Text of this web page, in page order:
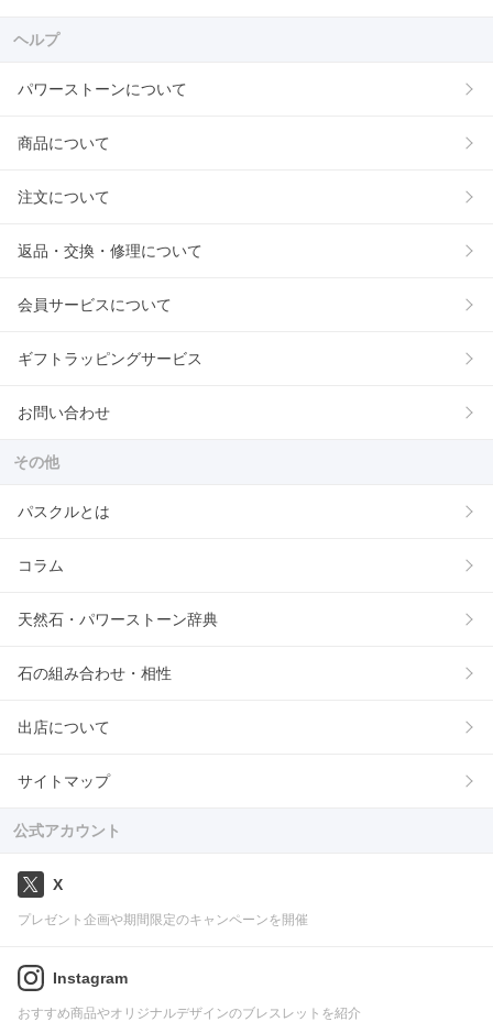
ヘルプ
パワーストーンについて
商品について
注文について
返品・交換・修理について
会員サービスについて
ギフトラッピングサービス
お問い合わせ
その他
パスクルとは
コラム
天然石・パワーストーン辞典
石の組み合わせ・相性
出店について
サイトマップ
公式アカウント
X
プレゼント企画や期間限定のキャンペーンを開催
Instagram
おすすめ商品やオリジナルデザインのブレスレットを紹介